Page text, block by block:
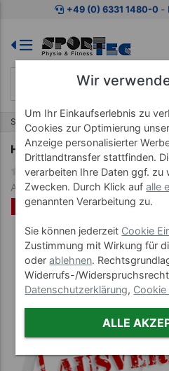
Zum Kaufbereich springen Zur
+49 (0) 6331 1480-0 ‐
Start Fitnessgeräte Laufbänder
Horizon Fitness Laufband
Art-Nr. 22278
%
Wir
Um Ihr Einkaufserlebnis zu
Cookies zur Optimierung
Anzeige personalisierter
Drittlandtransfer stattfinden.
verarbeiten Ihre Daten ggf. zu
Zwecken. Durch Klick aufalle
genannten Verarbeitung zu.
Sie können jederzeit Cookie
Zustimmung mit Wirkung für
oderablehnen.
Widerrufs-/
Datenschutzerklärung, Cookie
ALLE